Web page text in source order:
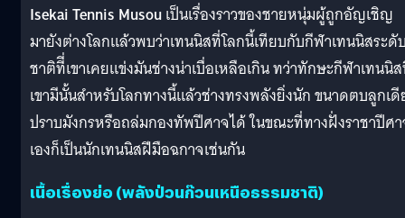
Isekai Tennis Musouเป็นเรื่องราวของชายหนุ่มผู้ถูกอัญเชิญ
มายังต่างโลกแล้วพบว่าเทนนิสที่โลกนี้เทียบกับกีฬาเทนนิสระดั
ชาติทีี่เขาเคยแข่งมันช่างน่าเบื่อเหลือเกิน ทว่าทักษะกีฬาเทนนิ
เขามีนั้นสำหรับโลกทางนี้แล้วช่างทรงพลังยิ่งนัก ขนาดตบลูกเดี
ปราบมังกรหรือถล่มกองทัพปีศาจได้ ในขณะที่ทางฝั่งราชาปีศ
เองก็เป็นนักเทนนิสฝีมือฉกาจเช่นกัน
เนื้อเรื่องย่อ (พลังป่วนก๊วนเหนือธรรมชาติ)